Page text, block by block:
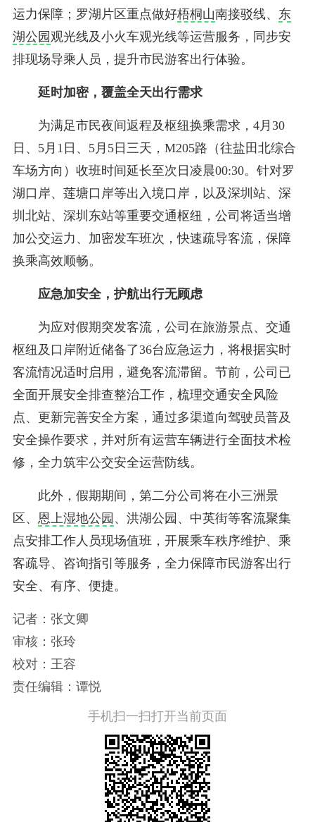
运力保障；罗湖片区重点做好梧桐山南接驳线、 东
湖公园 观光线及小火车观光线等运营服务，同步安
排现场导乘人员，提升市民游客出行体验。
延时加密，覆盖全天出行需求
为满足市民夜间返程及枢纽换乘需求，4月30
日、5月1日、5月5日三天，M205路（往盐田北综合
车场方向）收班时间延长至次日凌晨00:30。针对罗
湖口岸、莲塘口岸等出入境口岸，以及深圳站、深
圳北站、深圳东站等重要交通枢纽，公司将适当增
加公交运力、加密发车班次，快速疏导客流，保障
换乘高效顺畅。
应急加安全，护航出行无顾虑
为应对假期突发客流，公司在旅游景点、交通
枢纽及口岸附近储备了36台应急运力，将根据实时
客流情况适时启用，避免客流滞留。节前，公司已
全面开展安全排查整治工作，梳理交通安全风险
点、更新完善安全方案，通过多渠道向驾驶员普及
安全操作要求，并对所有运营车辆进行全面技术检
修，全力筑牢公交安全运营防线。
此外，假期期间，第二分公司将在小三洲景
区、 恩上湿地公园 、洪湖公园、中英街等客流聚集
点安排工作人员现场值班，开展乘车秩序维护、乘
客疏导、咨询指引等服务，全力保障市民游客出行
安全、有序、便捷。
记者：张文卿
审核：张玲
校对：王容
责任编辑：谭悦
手机扫一扫打开当前页面